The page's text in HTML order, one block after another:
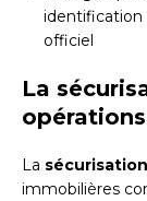
identification
officiel
La
opérations
La
immobilières